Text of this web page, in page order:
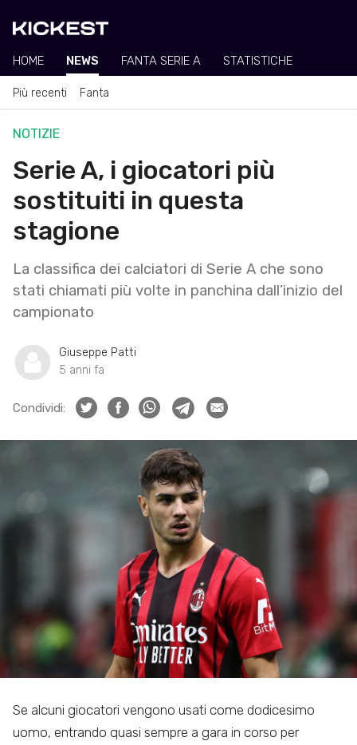
HOME NEWS FANTA SERIE A STATISTICHE
Più recenti Fanta
NOTIZIE
Serie A, i giocatori più
sostituiti in questa
stagione
La classifica dei calciatori di Serie A che sono
stati chiamati più volte in panchina dall’inizio del
campionato
Giuseppe Patti
5 anni fa
Condividi:
Se alcuni giocatori vengono usati come dodicesimo
uomo, entrando quasi sempre a gara in corso per